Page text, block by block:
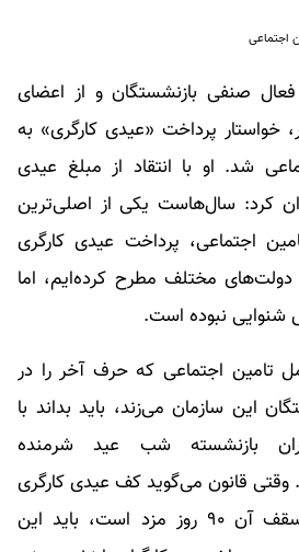
اجتماعی
فعال صنفی بازنشستگان و از اعضای
خواستار پرداخت «عیدی کارگری» به
شد. او با انتقاد از مبلغ عیدی
کرد: سال‌هاست یکی از اصلی‌ترین
اجتماعی، پرداخت عیدی کارگری
دولت‌های مختلف مطرح کرده‌ایم، اما
شنوایی نبوده است.
تامین اجتماعی که حرف آخر را در
این سازمان می‌زند، باید بداند با
بازنشسته شب عید شرمنده
وقتی قانون می‌گوید کف عیدی کارگری
۶۰ روز مزد مصوب و سقف آن ۹۰ روز مزد است، باید این